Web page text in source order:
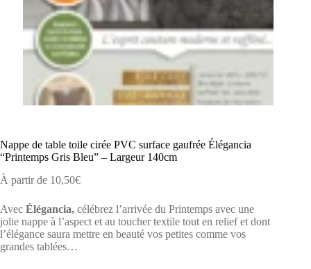
Nappe de table toile cirée PVC surface gaufrée Élégancia
“Printemps Gris Bleu” – Largeur 140cm
À partir de 10,50€
Avec Élégancia, célébrez l’arrivée du Printemps avec une
jolie nappe à l’aspect et au toucher textile tout en relief et dont
l’élégance saura mettre en beauté vos petites comme vos
grandes tablées…